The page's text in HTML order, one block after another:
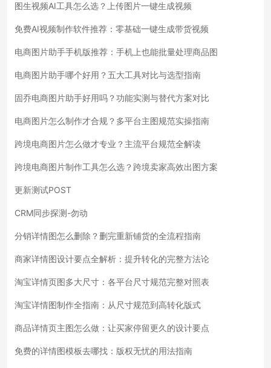
图生视频AI工具怎么选？上传图片一键生成视频
免费AI视频制作软件推荐：零基础一键生成带货视频
电商图片助手手机版推荐：手机上也能批量处理商品图
电商图片助手哪个好用？五大工具对比与选型指南
固乔电商图片助手好用吗？功能实测与替代方案对比
电商图片怎么制作才合规？多平台主图规范实操指南
跨境电商图片怎么做才专业？主流平台规范全解读
跨境电商图片制作工具怎么选？跨境卖家高效出图方案
更新测试POST
CRM同步探测-勿动
分销详情图怎么删除？删完重新铺货的全流程指南
商家详情图设计要点全解析：提升转化的完整方法论
淘宝详情页图多大尺寸：各平台尺寸规范完整对照表
淘宝详情图制作全指南：从尺寸规范到高转化版式
商品详情页主图怎么做：让买家停留更久的设计要点
免费的详情图模板去哪找：版权无忧的用法指南